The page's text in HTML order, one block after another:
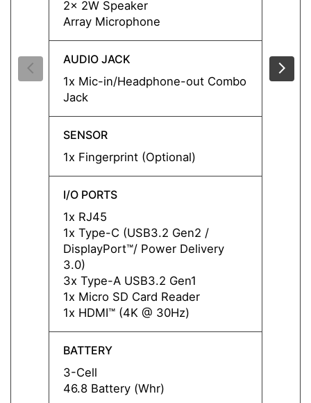
2x 2W Speaker
Array Microphone
AUDIO JACK
1x Mic-in/Headphone-out Combo
Jack
1x
SENSOR
1x Fingerprint (Optional)
I/O PORTS
1x RJ45
1x Type-C (USB3.2 Gen2 /
DisplayPort™/ Power Delivery
3.0)
3x Type-A USB3.2 Gen1
1x Micro SD Card Reader
1x HDMI™ (4K @ 30Hz)
BATTERY
3-Cell
46.8 Battery (Whr)